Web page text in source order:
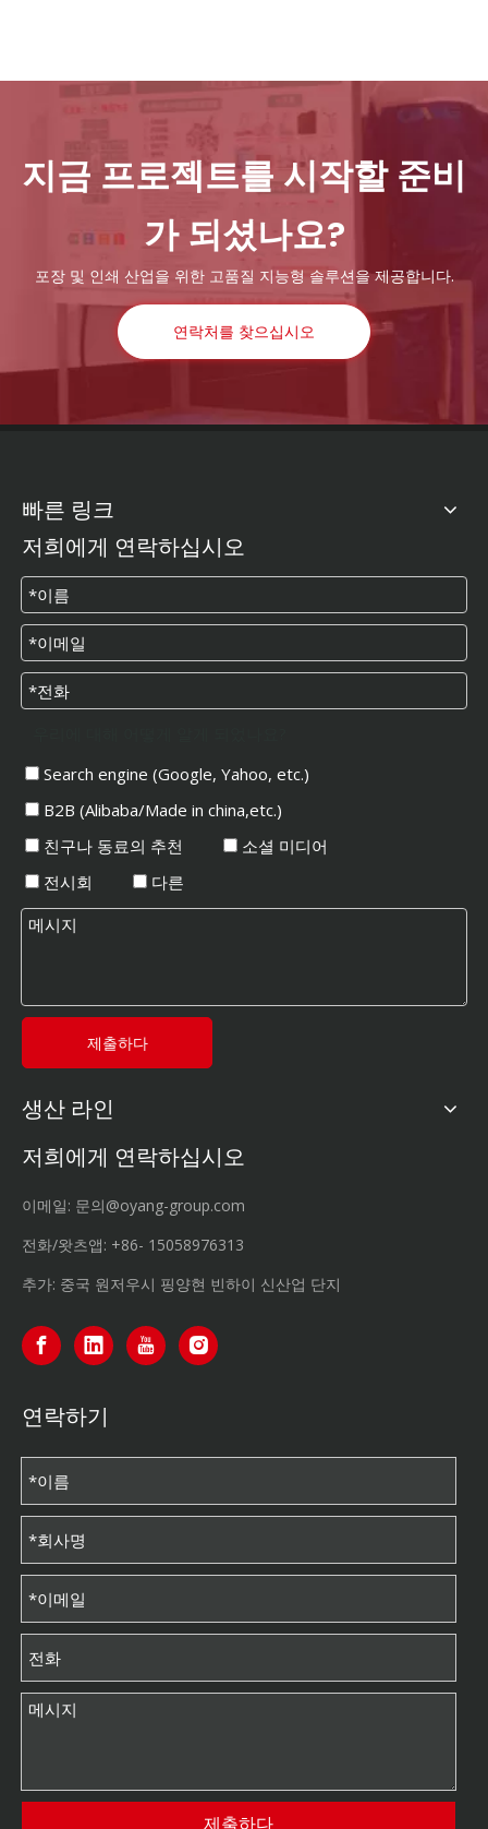
지금 프로젝트를 시작할 준비
가 되셨나요?
포장 및 인쇄 산업을 위한 고품질 지능형 솔루션을 제공합니다.
연락처를 찾으십시오
빠른 링크
저희에게 연락하십시오
Search engine (Google, Yahoo, etc.)
B2B (Alibaba/Made in china,etc.)
친구나 동료의 추천
소셜 미디어
전시회
다른
제출하다
생산 라인
저희에게 연락하십시오
이메일: 문의@oyang-group.com
전화/왓츠앱: +86- 15058976313
추가: 중국 원저우시 핑양현 빈하이 신산업 단지
연락하기
제출하다